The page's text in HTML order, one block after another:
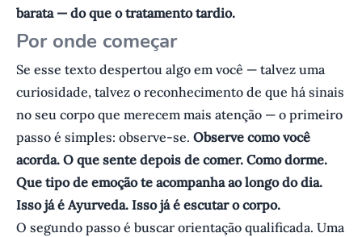
barata — do que o tratamento tardio.
Por onde começar
Se esse texto despertou algo em você — talvez uma
curiosidade, talvez o reconhecimento de que há sinais
no seu corpo que merecem mais atenção — o primeiro
passo é simples: observe-se. Observe como você
acorda. O que sente depois de comer. Como dorme.
Que tipo de emoção te acompanha ao longo do dia.
Isso já é Ayurveda. Isso já é escutar o corpo.
O segundo passo é buscar orientação qualificada. Uma